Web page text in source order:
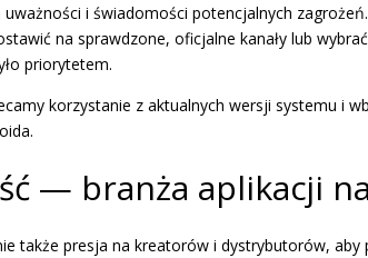
i świadomości potencjalnych
na sprawdzone, oficjalne kanały lub
priorytetem.
korzystanie z aktualnych wersji systemu i
— branża aplikacji
także presja na kreatorów i dystrybutorów,